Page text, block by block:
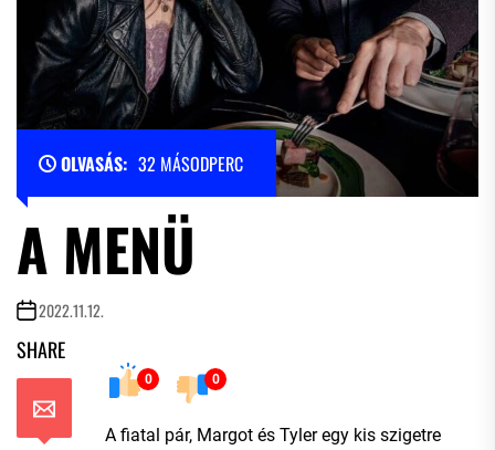
OLVASÁS: 32 MÁSODPERC
A MENÜ
2022.11.12.
SHARE
0 0
A fiatal pár, Margot és Tyler egy kis szigetre